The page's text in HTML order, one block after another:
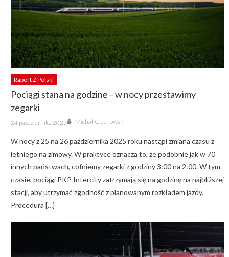
Raport Z Polski
Pociągi staną na godzinę – w nocy przestawimy
zegarki
Posted
on
24 października 2025 Author
Michał Ciechowski
W nocy z 25 na 26 października 2025 roku nastąpi zmiana czasu z
letniego na zimowy. W praktyce oznacza to, że podobnie jak w 70
innych państwach, cofniemy zegarki z godziny 3:00 na 2:00. W tym
czasie, pociągi PKP Intercity zatrzymają się na godzinę na najbliższej
stacji, aby utrzymać zgodność z planowanym rozkładem jazdy.
Procedura […]